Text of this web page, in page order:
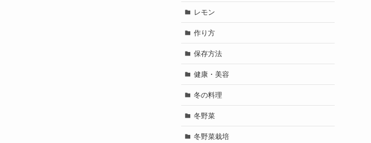
レモン
作り方
保存方法
健康・美容
冬の料理
冬野菜
冬野菜栽培